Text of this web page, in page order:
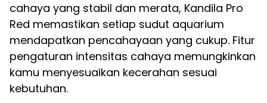
cahaya yang stabil dan merata, Kandila Pro
Red memastikan setiap sudut aquarium
mendapatkan pencahayaan yang cukup. Fitur
pengaturan intensitas cahaya memungkinkan
kamu menyesuaikan kecerahan sesuai
kebutuhan.